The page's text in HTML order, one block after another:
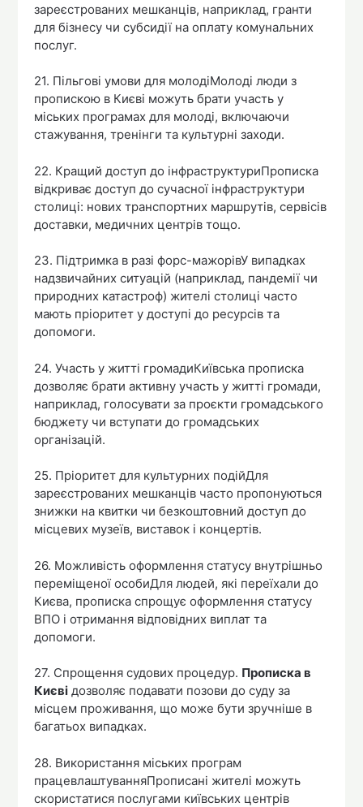
зареєстрованих мешканців, наприклад, гранти
для бізнесу чи субсидії на оплату комунальних
послуг.
21. Пільгові умови для молодіМолоді люди з
пропискою в Києві можуть брати участь у
міських програмах для молоді, включаючи
стажування, тренінги та культурні заходи.
22. Кращий доступ до інфраструктуриПрописка
відкриває доступ до сучасної інфраструктури
столиці: нових транспортних маршрутів, сервісів
доставки, медичних центрів тощо.
23. Підтримка в разі форс-мажорівУ випадках
надзвичайних ситуацій (наприклад, пандемії чи
природних катастроф) жителі столиці часто
мають пріоритет у доступі до ресурсів та
допомоги.
24. Участь у житті громадиКиївська прописка
дозволяє брати активну участь у житті громади,
наприклад, голосувати за проєкти громадського
бюджету чи вступати до громадських
організацій.
25. Пріоритет для культурних подійДля
зареєстрованих мешканців часто пропонуються
знижки на квитки чи безкоштовний доступ до
місцевих музеїв, виставок і концертів.
26. Можливість оформлення статусу внутрішньо
переміщеної особиДля людей, які переїхали до
Києва, прописка спрощує оформлення статусу
ВПО і отримання відповідних виплат та
допомоги.
27. Спрощення судових процедур. Прописка в
Києві дозволяє подавати позови до суду за
місцем проживання, що може бути зручніше в
багатьох випадках.
28. Використання міських програм
працевлаштуванняПрописані жителі можуть
скористатися послугами київських центрів